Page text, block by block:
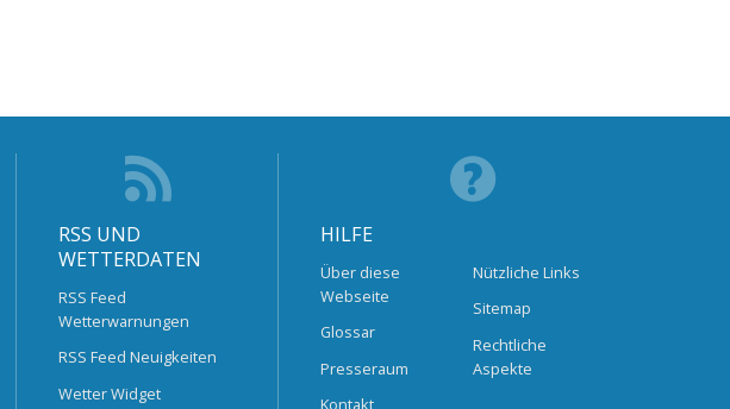
RSS UND
WETTERDATEN
RSS Feed
Wetterwarnungen
RSS Feed Neuigkeiten
Wetter Widget
HILFE
Über diese
Webseite
Glossar
Presseraum
Kontakt
Nützliche Links
Sitemap
Rechtliche
Aspekte